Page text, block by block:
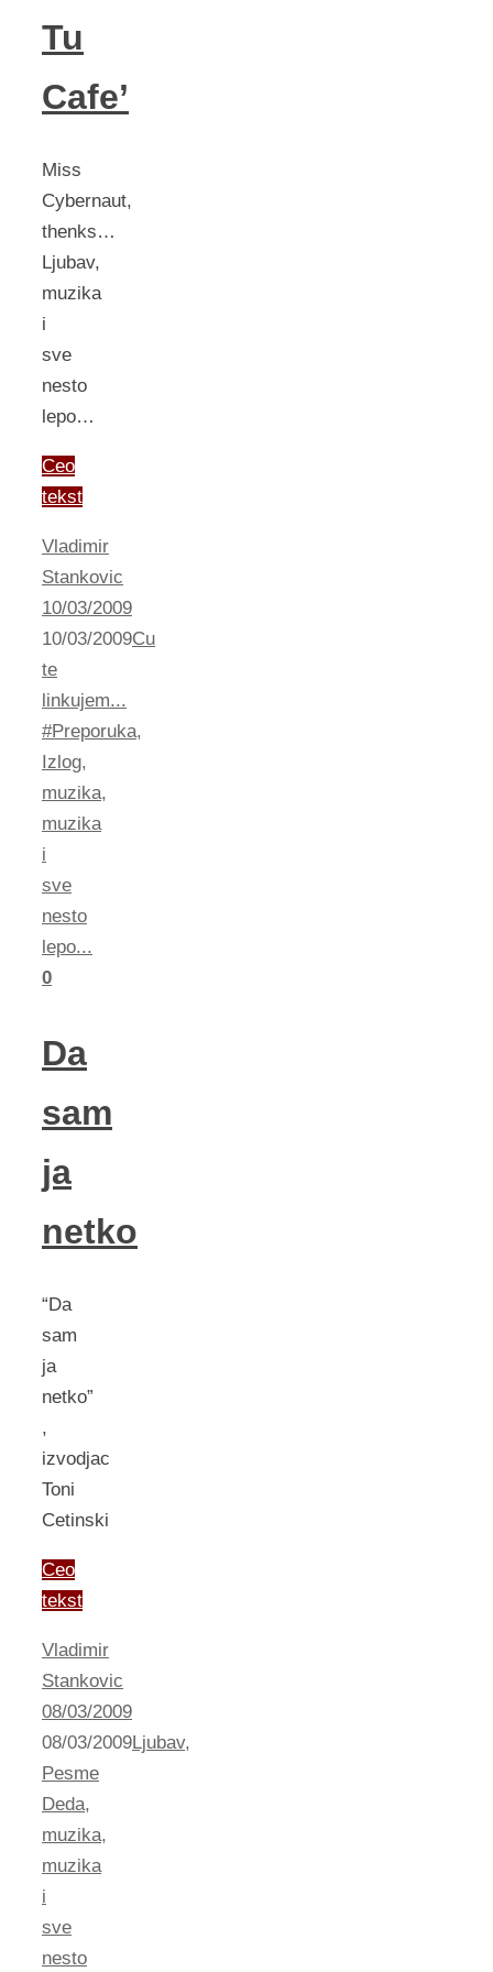
Tu
Cafe’
Miss
Cybernaut,
thenks…
Ljubav,
muzika
i
sve
nesto
lepo…
Ceo
tekst
Vladimir
Stankovic
10/03/2009
10/03/2009Cu
te
linkujem...
#Preporuka,
Izlog,
muzika,
muzika
i
sve
nesto
lepo...
0
Da
sam
ja
netko
“Da
sam
ja
netko”
,
izvodjac
Toni
Cetinski
Ceo
tekst
Vladimir
Stankovic
08/03/2009
08/03/2009Ljubav,
Pesme
Deda,
muzika,
muzika
i
sve
nesto